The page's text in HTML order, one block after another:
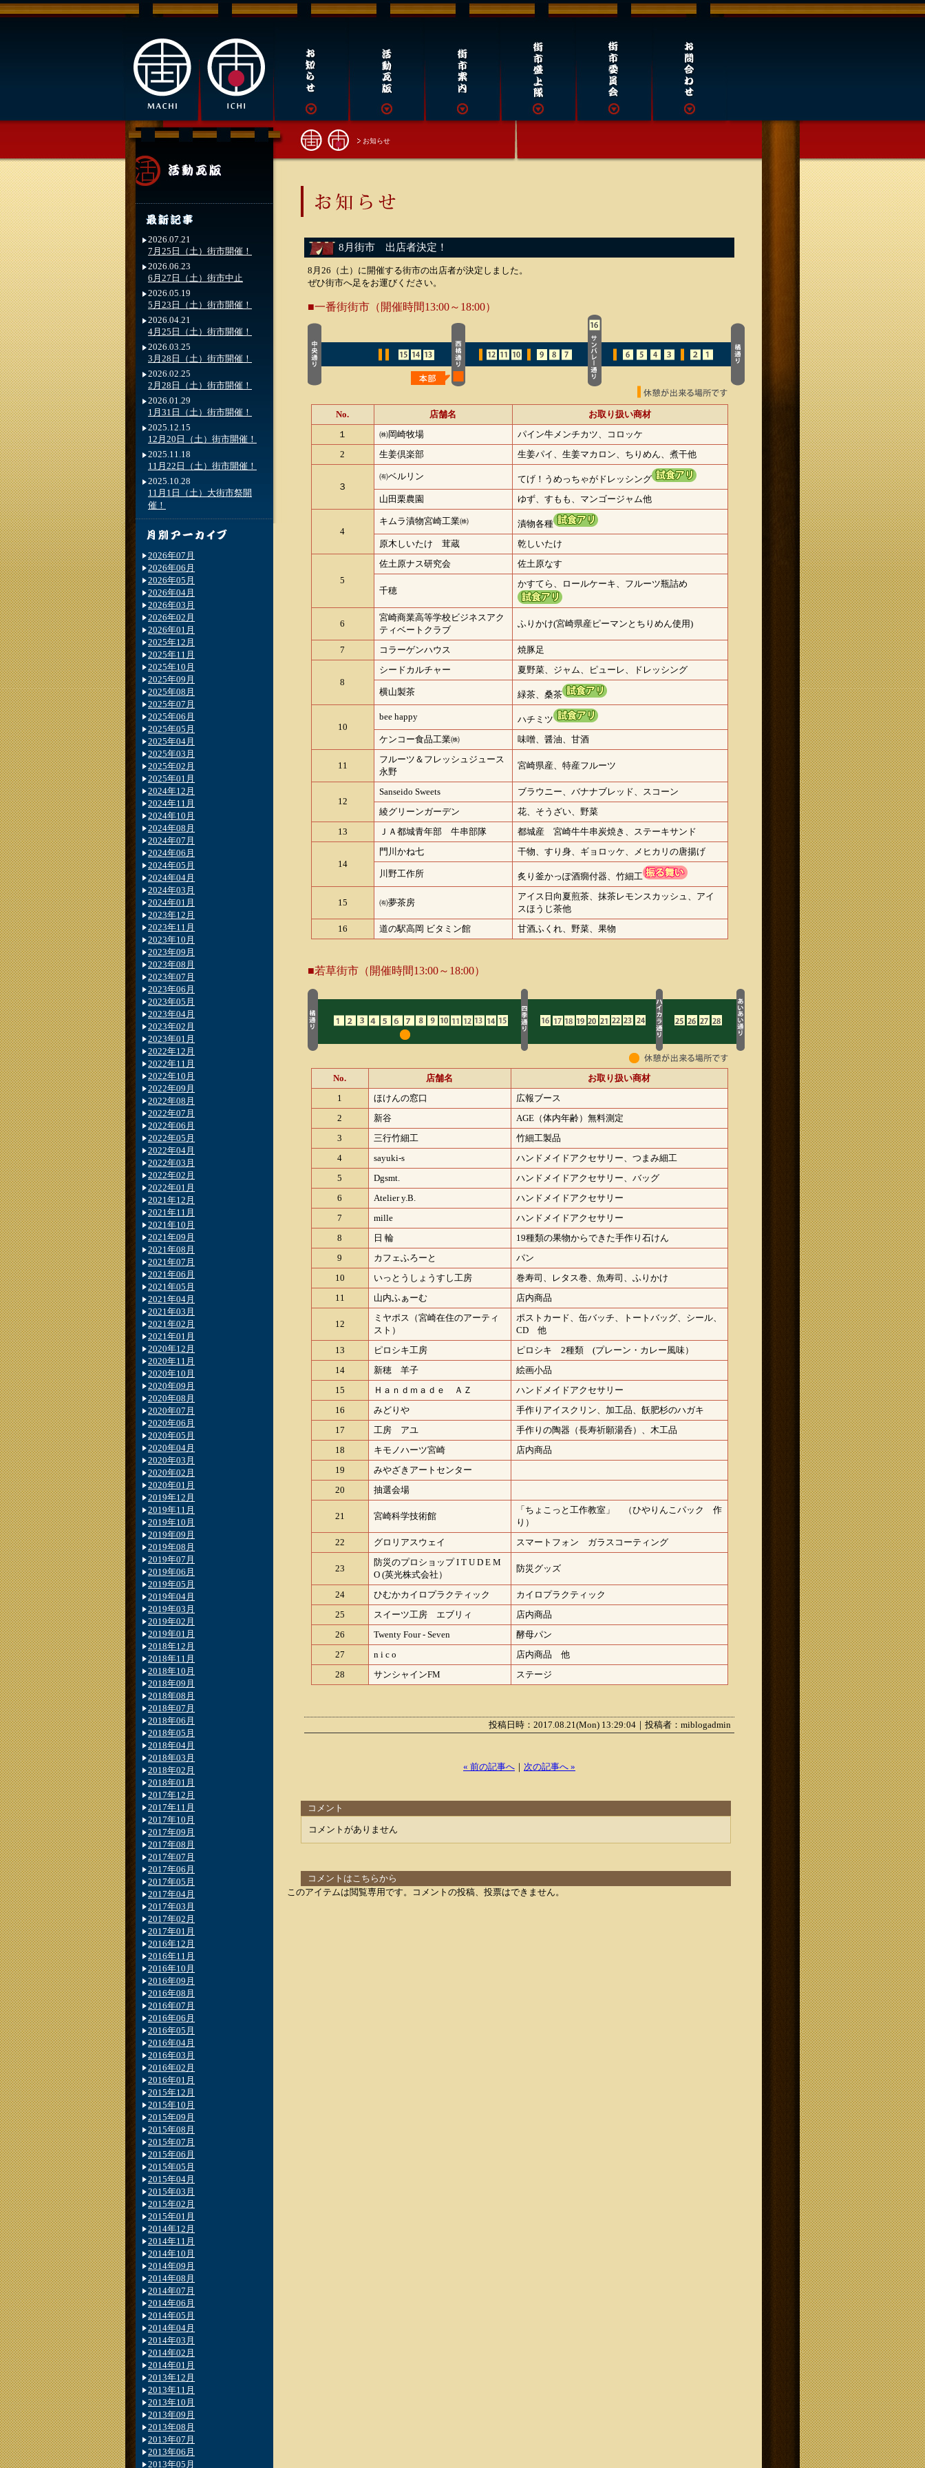
お知らせ
8月街市 出店者決定！
8月26（土）に開催する街市の出店者が決定しました。
ぜひ街市へ足をお運びください。
■一番街街市（開催時間13:00～18:00）
No. 店舗名
お取り扱い商材
１
㈱岡崎牧場
パイン牛メンチカツ、コロッケ
2
生姜倶楽部 生姜パイ、生姜マカロン、ちりめん、煮干他
３
㈲ベルリン
てげ！うめっちゃがドレッシング
山田栗農園
ゆず、すもも、マンゴージャム他
4
キムラ漬物宮崎工業㈱
漬物各種
原木しいたけ 茸蔵
乾しいたけ
5
佐土原ナス研究会 佐土原なす
千穂
かすてら、ロールケーキ、フルーツ瓶詰め
6
宮崎商業高等学校ビジネスアク
ティベートクラブ
ふりかけ(宮崎県産ピーマンとちりめん使用)
7 コラーゲンハウス 焼豚足
8
シードカルチャー 夏野菜、ジャム、ピューレ、ドレッシング
横山製茶 緑茶、桑茶
10
bee happy
ハチミツ
ケンコー食品工業㈱
味噌、醤油、甘酒
11
フルーツ＆フレッシュジュース
永野
宮崎県産、特産フルーツ
12
Sanseido Sweets
ブラウニー、バナナブレッド、スコーン
綾グリーンガーデン
花、そうざい、野菜
13
ＪＡ都城青年部 牛串部隊 都城産 宮崎牛牛串炭焼き、ステーキサンド
14
門川かね七 干物、すり身、ギョロッケ、メヒカリの唐揚げ
川野工作所 炙り釜かっぽ酒癇付器、竹細工
15 ㈲夢茶房
アイス日向夏煎茶、抹茶レモンスカッシュ、アイ
スほうじ茶他
16
道の駅高岡 ビタミン館 甘酒ふくれ、野菜、果物
■若草街市（開催時間13:00～18:00）
No. 店舗名
お取り扱い商材
1
ほけんの窓口
広報ブース
2
新谷
AGE（体内年齢）無料測定
3
三行竹細工
竹細工製品
4
sayuki-s
ハンドメイドアクセサリー、つまみ細工
5
Dgsmt.
ハンドメイドアクセサリー、バッグ
6
Atelier y.B.
ハンドメイドアクセサリー
7
mille
ハンドメイドアクセサリー
8
日 輪
19種類の果物からできた手作り石けん
9
カフェふろーと
パン
10
いっとうしょうすし工房
巻寿司、レタス巻、魚寿司、ふりかけ
11
山内ふぁーむ 店内商品
12
ミヤポス（宮崎在住のアーティ
スト）
ポストカード、缶バッチ、トートバッグ、シール、
CD 他
13
ピロシキ工房
ピロシキ 2種類 (プレーン・カレー風味）
14
新穂 羊子
絵画小品
15
Ｈａｎｄｍａｄｅ ＡＺ
ハンドメイドアクセサリー
16
みどりや
手作りアイスクリン、加工品、飫肥杉のハガキ
17
工房 アユ
手作りの陶器（長寿祈願湯呑）、木工品
18
キモノハーツ宮崎
店内商品
19
みやざきアートセンター
20
抽選会場
21 宮崎科学技術館
「ちょこっと工作教室」 （ひやりんこパック 作
り）
22
グロリアスウェイ スマートフォン ガラスコーティング
23
防災のプロショップ I T U D E M
O (英光株式会社）
防災グッズ
24 ひむかカイロプラクティック
カイロプラクティック
25
スイーツ工房 エブリィ
店内商品
26
Twenty Four - Seven
酵母パン
27
n i c o
店内商品 他
28
サンシャインFM ステージ
投稿日時：2017.08.21(Mon) 13:29:04｜投稿者：miblogadmin
« 前の記事へ ｜ 次の記事へ »
コメント
コメントがありません
コメントはこちらから
このアイテムは閲覧専用です。コメントの投稿、投票はできません。
2026.07.21
7月25日（土）街市開催！
2026.06.23
6月27日（土）街市中止
2026.05.19
5月23日（土）街市開催！
2026.04.21
4月25日（土）街市開催！
2026.03.25
3月28日（土）街市開催！
2026.02.25
2月28日（土）街市開催！
2026.01.29
1月31日（土）街市開催！
2025.12.15
12月20日（土）街市開催！
2025.11.18
11月22日（土）街市開催！
2025.10.28
11月1日（土）大街市祭開
催！
2026年07月
2026年06月
2026年05月
2026年04月
2026年03月
2026年02月
2026年01月
2025年12月
2025年11月
2025年10月
2025年09月
2025年08月
2025年07月
2025年06月
2025年05月
2025年04月
2025年03月
2025年02月
2025年01月
2024年12月
2024年11月
2024年10月
2024年08月
2024年07月
2024年06月
2024年05月
2024年04月
2024年03月
2024年01月
2023年12月
2023年11月
2023年10月
2023年09月
2023年08月
2023年07月
2023年06月
2023年05月
2023年04月
2023年02月
2023年01月
2022年12月
2022年11月
2022年10月
2022年09月
2022年08月
2022年07月
2022年06月
2022年05月
2022年04月
2022年03月
2022年02月
2022年01月
2021年12月
2021年11月
2021年10月
2021年09月
2021年08月
2021年07月
2021年06月
2021年05月
2021年04月
2021年03月
2021年02月
2021年01月
2020年12月
2020年11月
2020年10月
2020年09月
2020年08月
2020年07月
2020年06月
2020年05月
2020年04月
2020年03月
2020年02月
2020年01月
2019年12月
2019年11月
2019年10月
2019年09月
2019年08月
2019年07月
2019年06月
2019年05月
2019年04月
2019年03月
2019年02月
2019年01月
2018年12月
2018年11月
2018年10月
2018年09月
2018年08月
2018年07月
2018年06月
2018年05月
2018年04月
2018年03月
2018年02月
2018年01月
2017年12月
2017年11月
2017年10月
2017年09月
2017年08月
2017年07月
2017年06月
2017年05月
2017年04月
2017年03月
2017年02月
2017年01月
2016年12月
2016年11月
2016年10月
2016年09月
2016年08月
2016年07月
2016年06月
2016年05月
2016年04月
2016年03月
2016年02月
2016年01月
2015年12月
2015年10月
2015年09月
2015年08月
2015年07月
2015年06月
2015年05月
2015年04月
2015年03月
2015年02月
2015年01月
2014年12月
2014年11月
2014年10月
2014年09月
2014年08月
2014年07月
2014年06月
2014年05月
2014年04月
2014年03月
2014年02月
2014年01月
2013年12月
2013年11月
2013年10月
2013年09月
2013年08月
2013年07月
2013年06月
2013年05月